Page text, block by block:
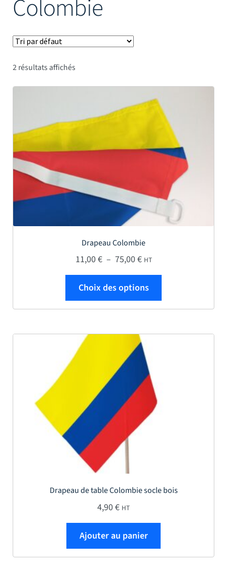
Mâts
Colombie
2 résultats affichés
Drapeau Colombie
11,00€ – 75,00€Plage de prix : 11,00 €
HT
Choix des options
Drapeau de table Colombie socle bois
4,90€ HT
Ajouter au panier